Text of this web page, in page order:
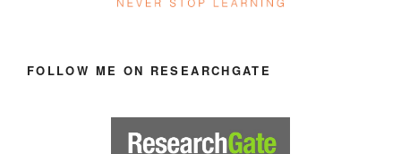
FOLLOW ME ON RESEARCHGATE